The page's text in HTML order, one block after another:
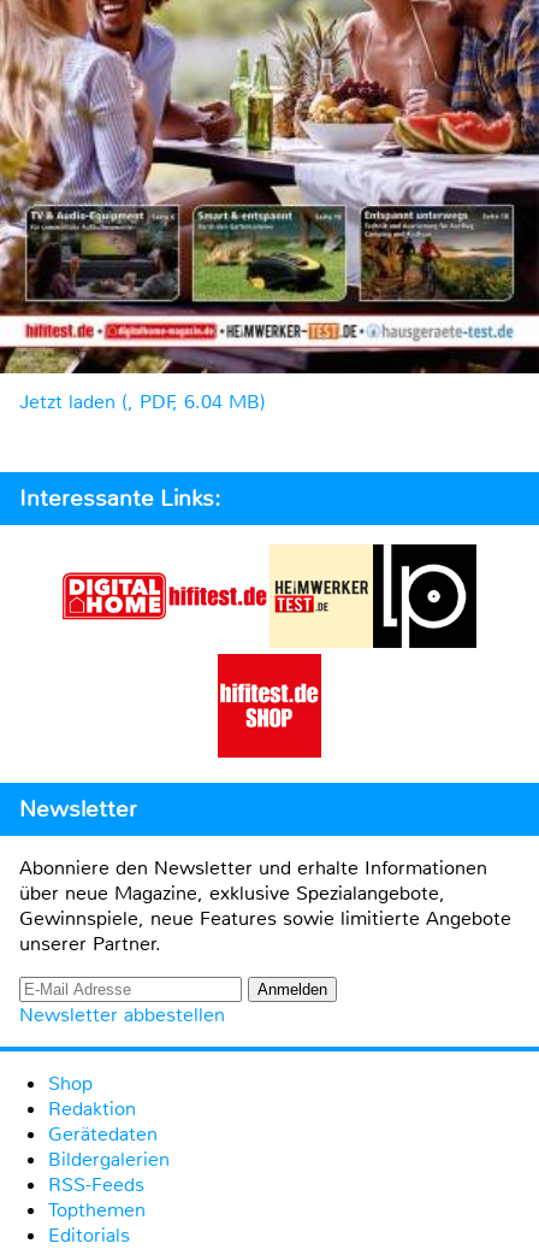
Jetzt laden (, PDF, 6.04 MB)
Interessante Links:
Newsletter
Abonniere den Newsletter und erhalte Informationen
über neue Magazine, exklusive Spezialangebote,
Gewinnspiele, neue Features sowie limitierte Angebote
unserer Partner.
Newsletter abbestellen
Shop
Redaktion
Gerätedaten
Bildergalerien
RSS-Feeds
Topthemen
Editorials